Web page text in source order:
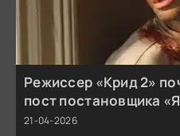
Режиссер «Крид 2»
пост постановщика
21-04-2026